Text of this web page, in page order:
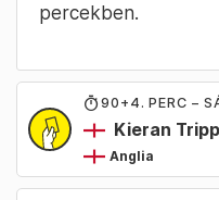
percekben.
90 +4. PERC –
Kieran
Anglia